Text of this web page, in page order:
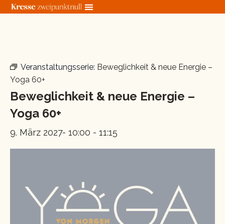
Zum
Veranstaltungsserie: Beweglichkeit & neue Energie –
Yoga 60+
Beweglichkeit & neue Energie –
Yoga 60+
9. März 2027- 10:00 - 11:15